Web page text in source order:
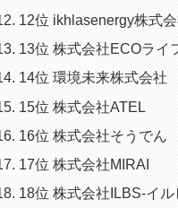
12位 ikhlasenergy株式
13位 株式会社ECOライ
14位 環境未来株式会社
15位 株式会社ATEL
16位 株式会社そうでん
17位 株式会社MIRAI
18位 株式会社ILBS-イル